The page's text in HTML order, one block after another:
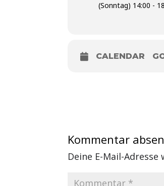
(Sonntag) 14:00 -
CALENDAR
Kommentar
Deine E-Mail-